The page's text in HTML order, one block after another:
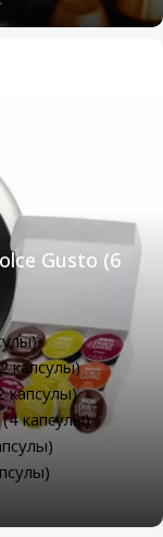
Gusto (6
капсулы)
капсулы)
капсулы)